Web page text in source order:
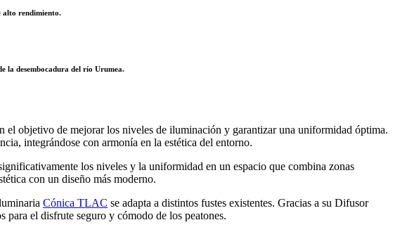
alto rendimiento.
la desembocadura del río Urumea.
el objetivo de mejorar los niveles de iluminación y garantizar una uniformidad óptima.
integrándose con armonía en la estética del entorno.
los niveles y la uniformidad en un espacio que combina zonas
con un diseño más moderno.
Cónica TLAC se adapta a distintos fustes existentes. Gracias a su Difusor
el disfrute seguro y cómodo de los peatones.